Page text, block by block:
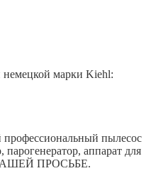
немецкой марки Kiehl:
пылесос
аппарат для
ВАШЕЙ ПРОСЬБЕ.